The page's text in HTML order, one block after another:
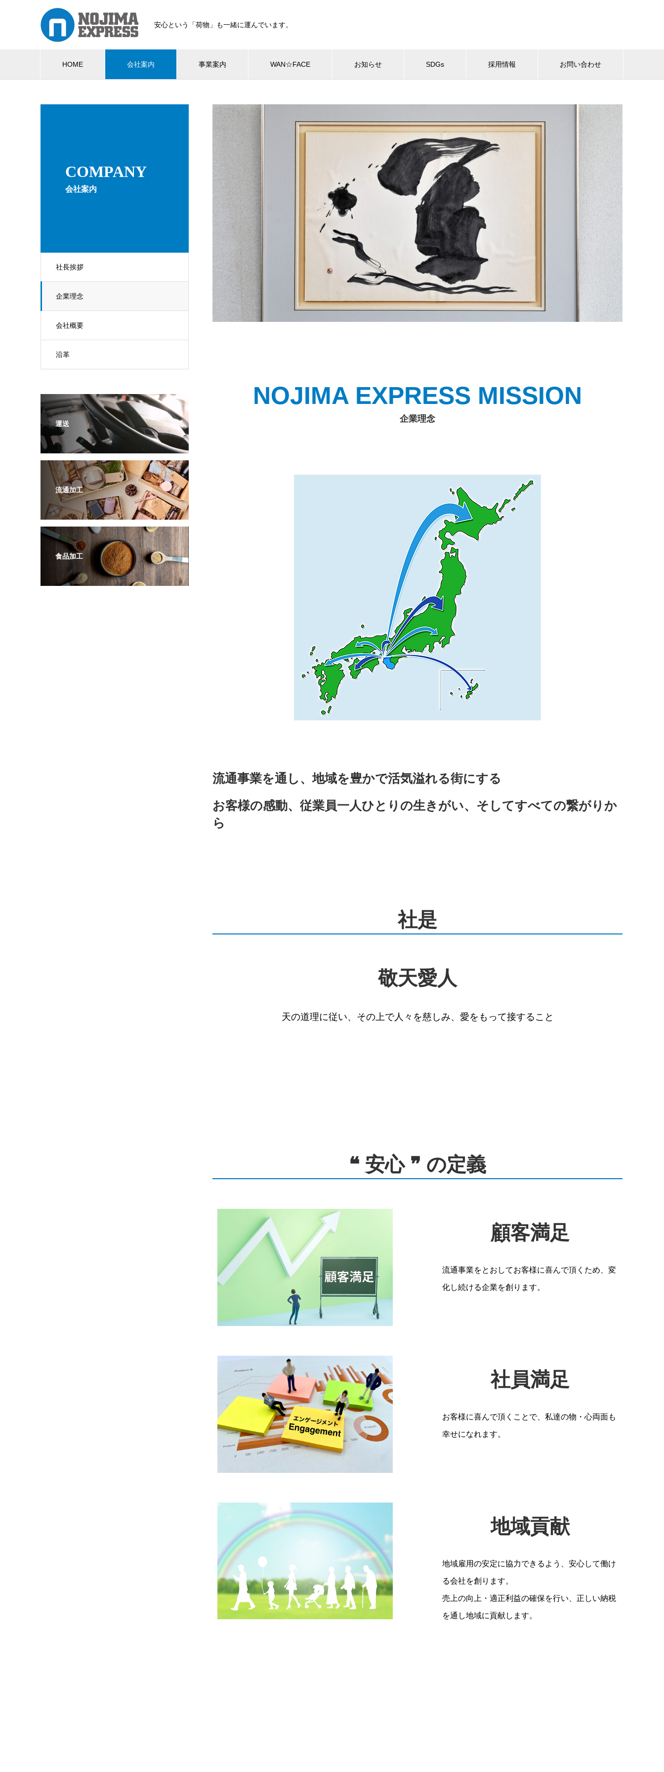
安心という「荷物」も一緒に運んでいます。
HOME 会社案内 事業案内 WAN☆FACE お知らせ SDGs 採用情報 お問い合わせ
COMPANY
会社案内
社長挨拶
企業理念
会社概要
沿革
NOJIMA EXPRESS MISSION
企業理念
流通事業を通し、地域を豊かで活気溢れる街にする
お客様の感動、従業員一人ひとりの生きがい、そしてすべての繋がりか
ら
社是
敬天愛人
天の道理に従い、その上で人々を慈しみ、愛をもって接すること
❝ 安心 ❞ の定義
顧客満足
流通事業をとおしてお客様に喜んで頂くため、変
化し続ける企業を創ります。
社員満足
お客様に喜んで頂くことで、私達の物・心両面も
幸せになれます。
地域貢献
地域雇用の安定に協力できるよう、安心して働け
る会社を創ります。
売上の向上・適正利益の確保を行い、正しい納税
を通し地域に貢献します。
運送
流通加工
食品加工